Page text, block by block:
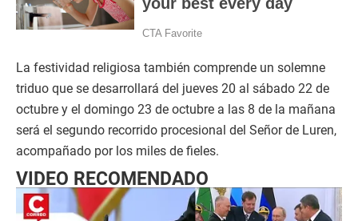
La festividad religiosa también comprende un solemne
triduo que se desarrollará del jueves 20 al sábado 22 de
octubre y el domingo 23 de octubre a las 8 de la mañana
será el segundo recorrido procesional del Señor de Luren,
acompañado por los miles de fieles.
VIDEO RECOMENDADO